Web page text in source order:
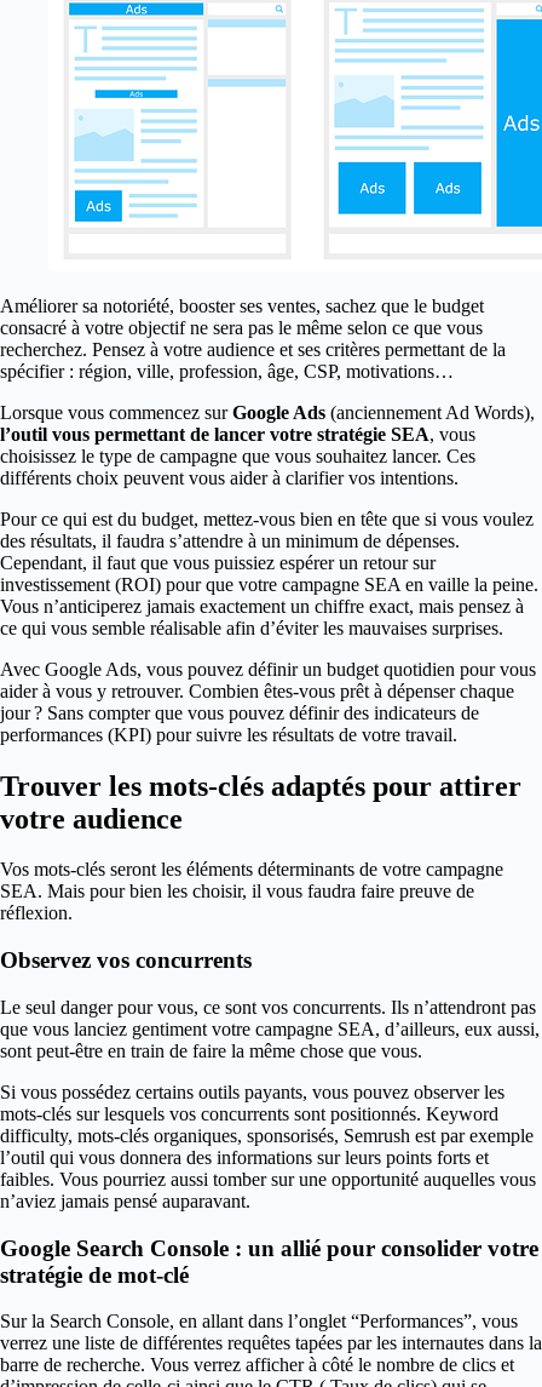
Améliorer sa notoriété, booster ses ventes, sachez que le budget
consacré à votre objectif ne sera pas le même selon ce que vous
recherchez. Pensez à votre audience et ses critères permettant de la
spécifier : région, ville, profession, âge, CSP, motivations…
Lorsque vous commencez surGoogle Ads (anciennement Ad Words),
l’outil vous permettant de lancer votre stratégie SEA, vous
choisissez le type de campagne que vous souhaitez lancer. Ces
différents choix peuvent vous aider à clarifier vos intentions.
Pour ce qui est du budget, mettez-vous bien en tête que si vous voulez
des résultats, il faudra s’attendre à un minimum de dépenses.
Cependant, il faut que vous puissiez espérer un retour sur
investissement (ROI) pour que votre campagne SEA en vaille la peine.
Vous n’anticiperez jamais exactement un chiffre exact, mais pensez à
ce qui vous semble réalisable afin d’éviter les mauvaises surprises.
Avec Google Ads, vous pouvez définir un budget quotidien pour vous
aider à vous y retrouver. Combien êtes-vous prêt à dépenser chaque
jour ? Sans compter que vous pouvez définir des indicateurs de
performances (KPI) pour suivre les résultats de votre travail.
Trouver les mots-clés adaptés pour attirer
votre audience
Vos mots-clés seront les éléments déterminants de votre campagne
SEA. Mais pour bien les choisir, il vous faudra faire preuve de
réflexion.
Observez vos concurrents
Le seul danger pour vous, ce sont vos concurrents. Ils n’attendront pas
que vous lanciez gentiment votre campagne SEA, d’ailleurs, eux aussi,
sont peut-être en train de faire la même chose que vous.
Si vous possédez certains outils payants, vous pouvez observer les
mots-clés sur lesquels vos concurrents sont positionnés. Keyword
difficulty, mots-clés organiques, sponsorisés, Semrush est par exemple
l’outil qui vous donnera des informations sur leurs points forts et
faibles. Vous pourriez aussi tomber sur une opportunité auquelles vous
n’aviez jamais pensé auparavant.
Google Search Console : un allié pour consolider votre
stratégie de mot-clé
Sur la Search Console, en allant dans l’onglet “Performances”, vous
verrez une liste de différentes requêtes tapées par les internautes dans la
barre de recherche. Vous verrez afficher à côté le nombre de clics et